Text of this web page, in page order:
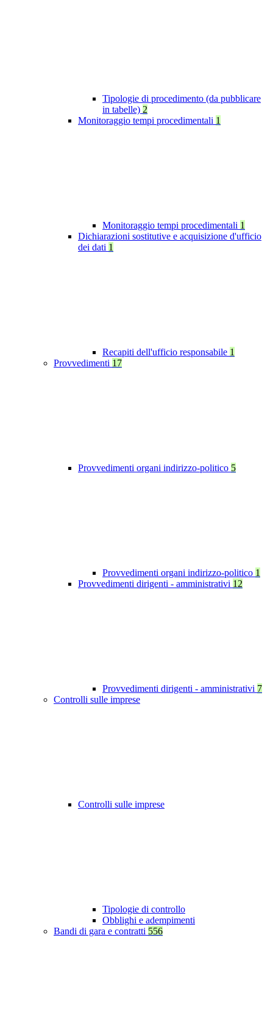
Tipologie di procedimento (da pubblicare
in tabelle) 2
Monitoraggio tempi procedimentali 1
Monitoraggio tempi procedimentali 1
Dichiarazioni sostitutive e acquisizione d'ufficio
dei dati 1
Recapiti dell'ufficio responsabile 1
Provvedimenti 17
Provvedimenti organi indirizzo-politico 5
Provvedimenti organi indirizzo-politico 1
Provvedimenti dirigenti - amministrativi 12
Provvedimenti dirigenti - amministrativi 7
Controlli sulle imprese
Controlli sulle imprese
Tipologie di controllo
Obblighi e adempimenti
Bandi di gara e contratti 556